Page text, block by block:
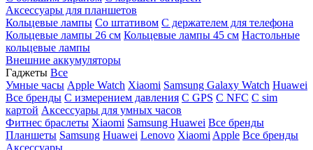
Аксессуары для планшетов
Кольцевые лампы Со штативом C держателем для телефона
Кольцевые лампы 26 см Кольцевые лампы 45 см Настольные
кольцевые лампы
Внешние аккумуляторы
Гаджеты Все
Умные часы Apple Watch Xiaomi Samsung Galaxy Watch Huawei
Все бренды C измерением давления C GPS C NFC C sim
картой Аксессуары для умных часов
Фитнес браслеты Xiaomi Samsung Huawei Все бренды
Планшеты Samsung Huawei Lenovo Xiaomi Apple Все бренды
Аксессуары